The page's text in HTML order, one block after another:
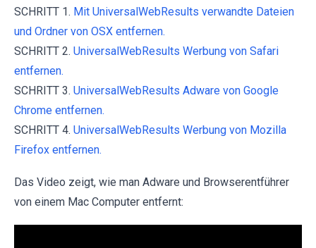
SCHRITT 1. Mit UniversalWebResults verwandte Dateien
und Ordner von OSX entfernen.
SCHRITT 2. UniversalWebResults Werbung von Safari
entfernen.
SCHRITT 3. UniversalWebResults Adware von Google
Chrome entfernen.
SCHRITT 4. UniversalWebResults Werbung von Mozilla
Firefox entfernen.
Das Video zeigt, wie man Adware und Browserentführer
von einem Mac Computer entfernt: